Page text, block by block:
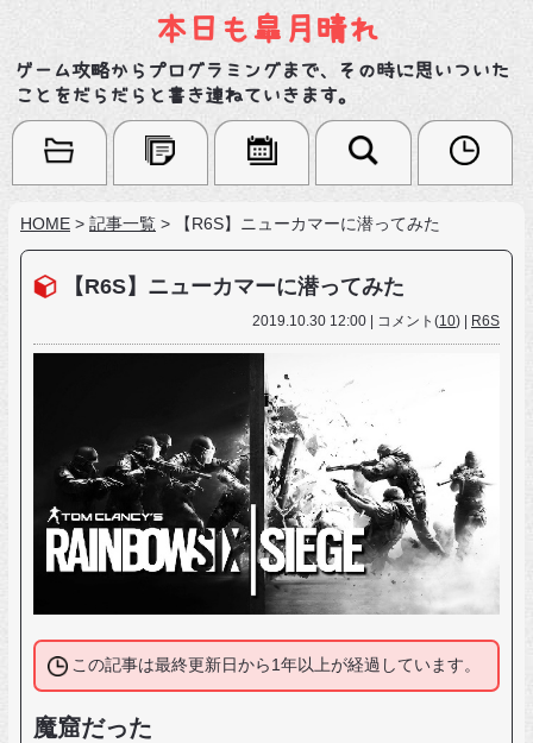
本日も皐月晴れ
ゲーム攻略からプログラミングまで、その時に思いついた
ことをだらだらと書き連ねていきます。
HOME > 記事一覧 > 【R6S】ニューカマーに潜ってみた
【R6S】ニューカマーに潜ってみた
2019.10.30 12:00 | コメント(10) | R6S
この記事は最終更新日から1年以上が経過しています。
魔窟だった